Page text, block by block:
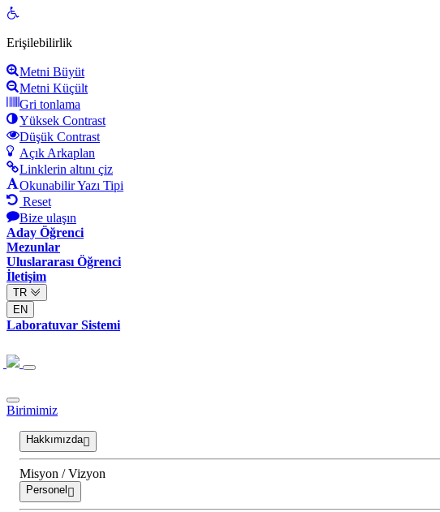
Open
Erişilebilirlik
Metni Büyüt
Metni Küçült
Gri tonlama
Yüksek Contrast
Düşük Contrast
Açık Arkaplan
Linklerin altını çiz
Okunabilir Yazı Tipi
Reset
Bize ulaşın
Aday Öğrenci
Mezunlar
Uluslararası Öğrenci
İletişim
TR
EN
Laboratuvar Sistemi
Birimimiz
Hakkımızda
Misyon / Vizyon
Personel